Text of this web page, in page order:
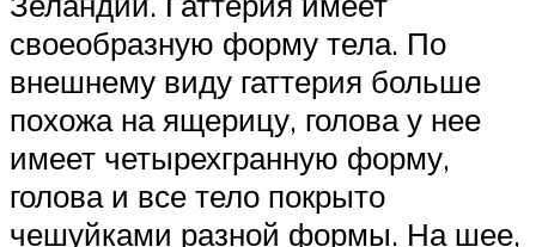
своеобразную форму тела. По
внешнему виду гаттерия больше
похожа на ящерицу, голова у нее
имеет четырехгранную форму,
голова и все тело покрыто
чешуйками разной формы. На шее,